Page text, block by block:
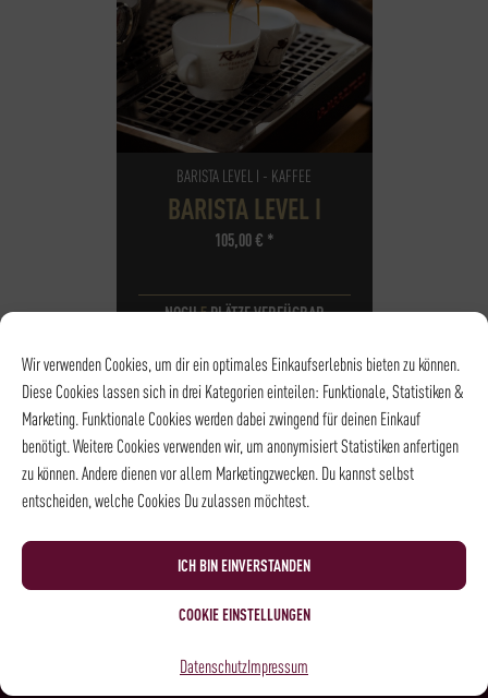
Wir verwenden Cookies, um dir ein optimales Einkaufserlebnis bieten zu können.
Diese Cookies lassen sich in drei Kategorien einteilen: Funktionale, Statistiken &
Marketing. Funktionale Cookies werden dabei zwingend für deinen Einkauf
benötigt. Weitere Cookies verwenden wir, um anonymisiert Statistiken anfertigen
zu können. Andere dienen vor allem Marketingzwecken. Du kannst selbst
entscheiden, welche Cookies Du zulassen möchtest.
ICH BIN EINVERSTANDEN
COOKIE EINSTELLUNGEN
DatenschutzImpressum
BARISTA LEVEL I - KAFFEE
BARISTA LEVEL I
105,00€ *
NOCH5PLÄTZE VERFÜGBAR
UHRZEIT 18:15 - 21:15
ORT Rösterei und
Kaffeehaus
NEWSLETTER